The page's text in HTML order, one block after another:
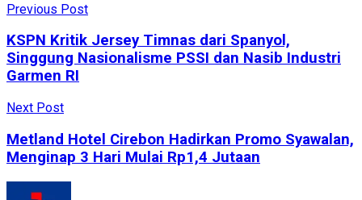
Previous Post
KSPN Kritik Jersey Timnas dari Spanyol,
Singgung Nasionalisme PSSI dan Nasib Industri
Garmen RI
Next Post
Metland Hotel Cirebon Hadirkan Promo Syawalan,
Menginap 3 Hari Mulai Rp1,4 Jutaan